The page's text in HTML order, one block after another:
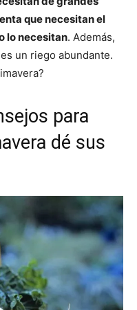
que necesitan el
lo necesitan. Además,
un riego abundante.
para
dé sus